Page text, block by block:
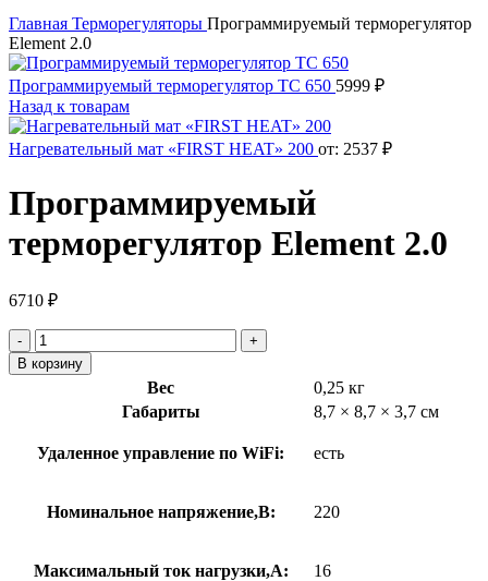
Главная Терморегуляторы Программируемый терморегулятор
Element 2.0
Программируемый терморегулятор ТС 650 5999 ₽
Назад к товарам
Нагревательный мат «FIRST HEAT» 200 от: 2537 ₽
Программируемый
терморегулятор Element 2.0
6710 ₽
Количество
товара
Программируемый
терморегулятор
В корзину
Вес
0,25 кг
Габариты
8,7 × 8,7 × 3,7 см
Удаленное управление по WiFi: есть
Номинальное напряжение,В: 220
Максимальный ток нагрузки,А: 16